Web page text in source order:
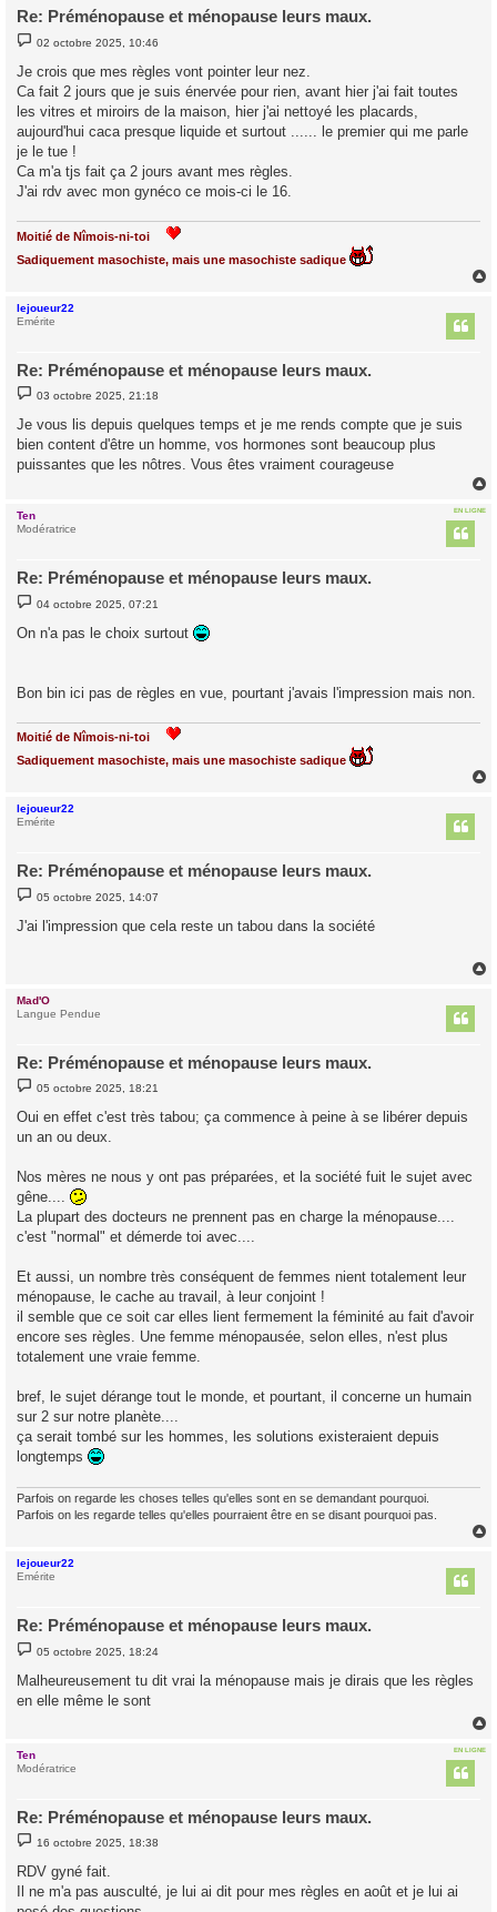
Re: Préménopause et ménopause leurs maux.
M
e
s
a
e
02 octobre 2025, 10:46
Je crois que mes règles vont pointer leur nez.
Ca fait 2 jours que je suis énervée pour rien, avant hier j'ai fait toutes
les vitres et miroirs de la maison, hier j'ai nettoyé les placards,
aujourd'hui caca presque liquide et surtout ...... le premier qui me parle
je le tue !
Ca m'a tjs fait ça 2 jours avant mes règles.
J'ai rdv avec mon gynéco ce mois-ci le 16.
Moitié de Nîmois-ni-toi
Sadiquement masochiste, mais une masochiste sadique
lejoueur22
Emérite
Re: Préménopause et ménopause leurs maux.
M
e
s
a
g
e
03 octobre 2025, 21:18
Je vous lis depuis quelques temps et je me rends compte que je suis
bien content d'être un homme, vos hormones sont beaucoup plus
puissantes que les nôtres. Vous êtes vraiment courageuse
EN LIGNE
Ten
Modératrice
Re: Préménopause et ménopause leurs maux.
M
e
s
04 octobre 2025, 07:21
On n'a pas le choix surtout
Bon bin ici pas de règles en vue, pourtant j'avais l'impression mais non.
Moitié de Nîmois-ni-toi
Sadiquement masochiste, mais une masochiste sadique
lejoueur22
Emérite
Re: Préménopause et ménopause leurs maux.
M
e
s
s
05 octobre 2025, 14:07
J'ai l'impression que cela reste un tabou dans la société
Mad'O
Langue Pendue
Re: Préménopause et ménopause leurs maux.
M
e
s
s
a
05 octobre 2025, 18:21
Oui en effet c'est très tabou; ça commence à peine à se libérer depuis
un an ou deux.
Nos mères ne nous y ont pas préparées, et la société fuit le sujet avec
gêne....
La plupart des docteurs ne prennent pas en charge la ménopause....
c'est "normal" et démerde toi avec....
Et aussi, un nombre très conséquent de femmes nient totalement leur
ménopause, le cache au travail, à leur conjoint !
il semble que ce soit car elles lient fermement la féminité au fait d'avoir
encore ses règles. Une femme ménopausée, selon elles, n'est plus
totalement une vraie femme.
bref, le sujet dérange tout le monde, et pourtant, il concerne un humain
sur 2 sur notre planète....
ça serait tombé sur les hommes, les solutions existeraient depuis
longtemps
Parfois on regarde les choses telles qu'elles sont en se demandant pourquoi.
Parfois on les regarde telles qu'elles pourraient être en se disant pourquoi pas.
lejoueur22
Emérite
Re: Préménopause et ménopause leurs maux.
M
e
s
s
a
05 octobre 2025, 18:24
Malheureusement tu dit vrai la ménopause mais je dirais que les règles
en elle même le sont
EN LIGNE
Ten
Modératrice
Re: Préménopause et ménopause leurs maux.
M
e
s
s
a
16 octobre 2025, 18:38
RDV gyné fait.
Il ne m'a pas ausculté, je lui ai dit pour mes règles en août et je lui ai